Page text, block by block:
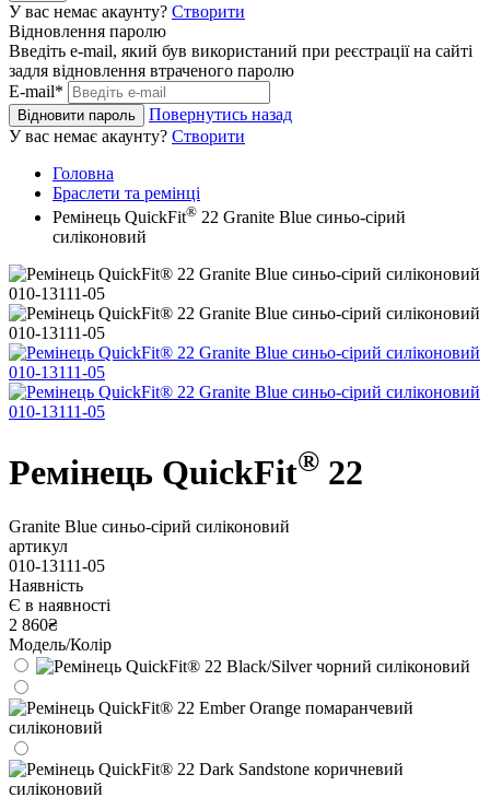
У вас немає акаунту? Створити
Відновлення паролю
Введіть e-mail, який був використаний при реєстрації на сайті
задля відновлення втраченого паролю
E-mail*
Відновити пароль
Повернутись назад
У вас немає акаунту? Створити
Головна
Браслети та ремінці
Ремінець QuickFit® 22 Granite Blue синьо-сірий
силіконовий
Ремінець QuickFit® 22
Granite Blue синьо-сірий силіконовий
артикул
010-13111-05
Наявність
Є в наявності
2 860₴
Модель/Колір